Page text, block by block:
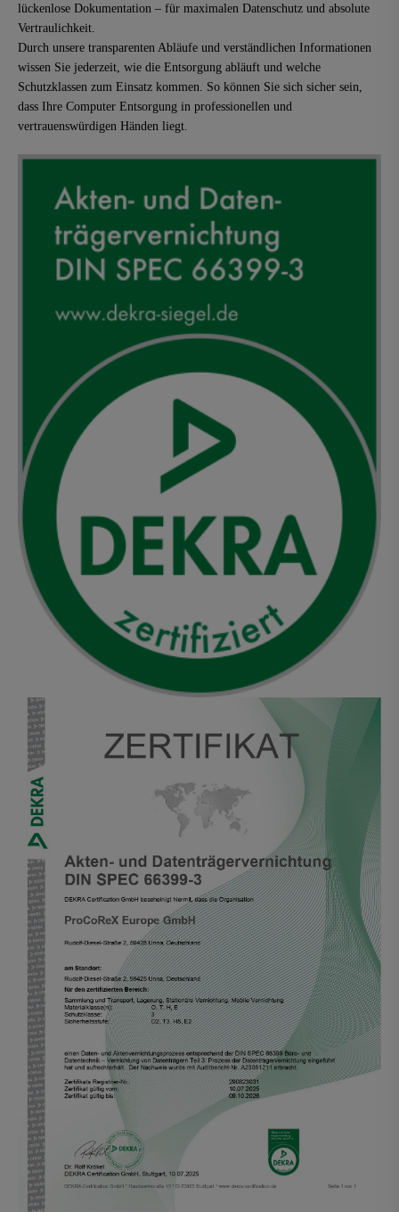
lückenlose Dokumentation – für maximalen Datenschutz und absolute
Vertraulichkeit.
Durch unsere transparenten Abläufe und verständlichen Informationen
wissen Sie jederzeit, wie die Entsorgung abläuft und welche
Schutzklassen zum Einsatz kommen. So können Sie sich sicher sein,
dass Ihre Computer Entsorgung in professionellen und
vertrauenswürdigen Händen liegt.